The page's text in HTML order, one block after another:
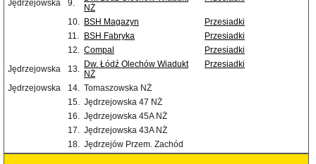
Jędrzejowska
9.
NŻ
10. BSH Magazyn
Przesiadki
11.
BSH Fabryka
Przesiadki
12. Compal
Przesiadki
Jędrzejowska
13. Dw. Łódź Olechów Wiadukt
NŻ
Przesiadki
Jędrzejowska 14. Tomaszowska NŻ
15. Jędrzejowska 47 NŻ
16. Jędrzejowska 45A NŻ
17. Jędrzejowska 43A NŻ
18. Jędrzejów Przem. Zachód